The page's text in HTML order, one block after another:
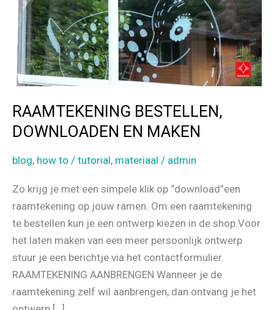
RAAMTEKENING BESTELLEN,
DOWNLOADEN EN MAKEN
blog, how to / tutorial, materiaal / admin
Zo krijg je met een simpele klik op “download”een
raamtekening op jouw ramen. Om een raamtekening
te bestellen kun je een ontwerp kiezen in de shop.Voor
het laten maken van een meer persoonlijk ontwerp
stuur je een berichtje via het contactformulier.
RAAMTEKENING AANBRENGEN Wanneer je de
raamtekening zelf wil aanbrengen, dan ontvang je het